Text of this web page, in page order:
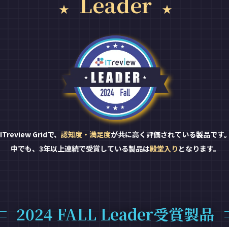
ITreview Gridで、 認知度・満足度が共に高く評価されている製品です
中でも、3年以上連続で受賞している製品は殿堂入り となります。
2024 FALL Leader受賞製品